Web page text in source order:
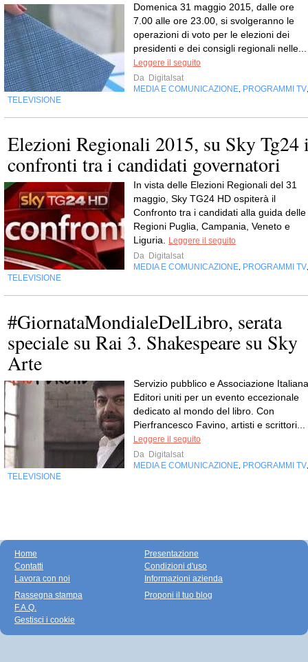
Domenica 31 maggio 2015, dalle ore
7.00 alle ore 23.00, si svolgeranno le
operazioni di voto per le elezioni dei
presidenti e dei consigli regionali nelle...
Leggere il seguito
Da Digitalsat
MEDIA E COMUNICAZIONE PROGRAMMI TV
TELEVISIONE
Elezioni Regionali 2015, su Sky Tg24
confronti tra i candidati governatori
In vista delle Elezioni Regionali del 31
maggio, Sky TG24 HD ospiterà il
Confronto tra i candidati alla guida delle
Regioni Puglia, Campania, Veneto e
Liguria.
Leggere il seguito
Da Digitalsat
MEDIA E COMUNICAZIONE PROGRAMMI TV
TELEVISIONE
#GiornataMondialeDelLibro, serata
speciale su Rai 3. Shakespeare su Sky
Arte
Servizio pubblico e Associazione Italiana
Editori uniti per un evento eccezionale
dedicato al mondo del libro. Con
Pierfrancesco Favino, artisti e scrittori...
Leggere il seguito
Da Digitalsat
MEDIA E COMUNICAZIONE PROGRAMMI TV
TELEVISIONE
Home
Contatti
Lavora con noi
Presentazione
Condizioni d'uso
Informazioni azienda
Rassegna stampa
F.A.Q.
Gestisci i cookie
Proponi il tuo blog